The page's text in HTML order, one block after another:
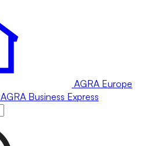
AGRA Europe
AGRA Business Express